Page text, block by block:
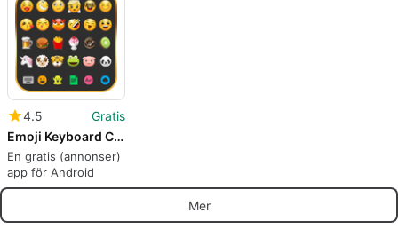
4.5
Gratis
Emoji Keyboard Cute Emoticons - Theme GIF Emoji
En gratis (annonser)
app för Android
Mer